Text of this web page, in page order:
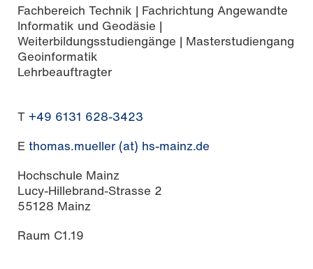
Fachbereich Technik | Fachrichtung Angewandte
Informatik und Geodäsie |
Weiterbildungsstudiengänge | Masterstudiengang
Geoinformatik
Lehrbeauftragter
T +49 6131 628-3423
E thomas.mueller (at) hs-mainz.de
Hochschule Mainz
Lucy-Hillebrand-Strasse 2
55128 Mainz
Raum C1.19